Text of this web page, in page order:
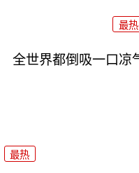
最热
全世界都倒吸一口凉
最热